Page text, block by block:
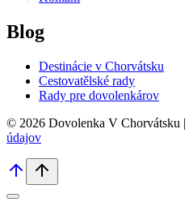
Blog
Destinácie v Chorvátsku
Cestovatělské rady
Rady pre dovolenkárov
© 2026 Dovolenka V Chorvátsku |
údajov